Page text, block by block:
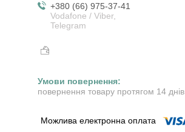
+380 (66) 975-37-41
Vodafone / Viber,
Telegram
повернення товару протягом 14 днів